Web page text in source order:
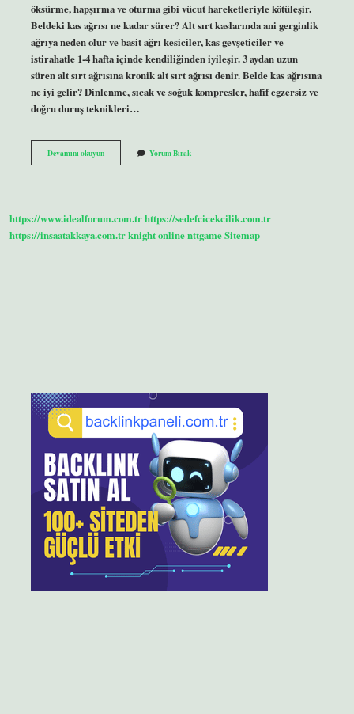
öksürme, hapşırma ve oturma gibi vücut hareketleriyle kötüleşir.
Beldeki kas ağrısı ne kadar sürer? Alt sırt kaslarında ani gerginlik
ağrıya neden olur ve basit ağrı kesiciler, kas gevşeticiler ve
istirahatle 1-4 hafta içinde kendiliğinden iyileşir. 3 aydan uzun
süren alt sırt ağrısına kronik alt sırt ağrısı denir. Belde kas ağrısına
ne iyi gelir? Dinlenme, sıcak ve soğuk kompresler, hafif egzersiz ve
doğru duruş teknikleri…
Devamını okuyunBel
Kas
Yorum Bırak
https://www.idealforum.com.trhttps://sedefcicekcilik.com.tr
https://insaatakkaya.com.trknight onlinenttgameSitemap